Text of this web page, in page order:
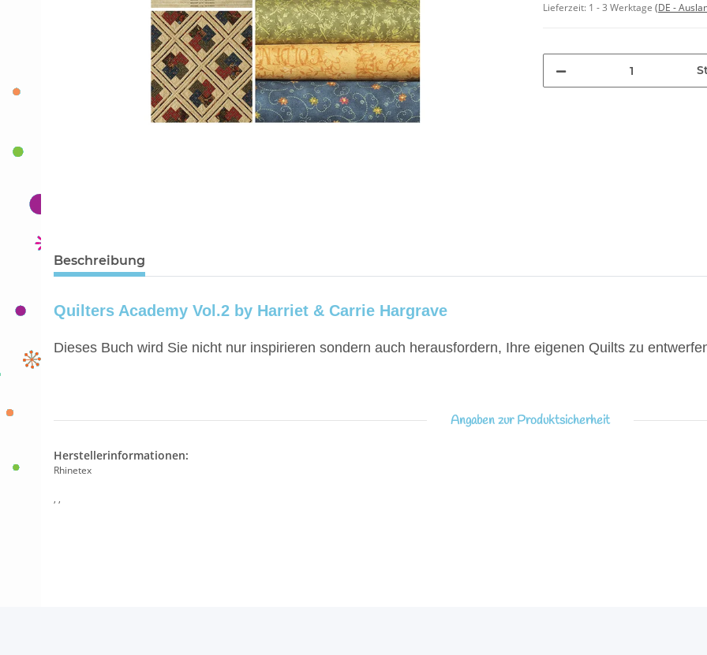
Lieferzeit: 1 - 3 Werktage (DE -
Beschreibung
Quilters Academy Vol.2 by Harriet & Carrie Hargrave
Dieses Buch wird Sie nicht nur inspirieren sondern auch herausfordern, Ihre eigenen Quilts zu
Angaben zur Produktsicherheit
Herstellerinformationen:
Rhinetex
, ,